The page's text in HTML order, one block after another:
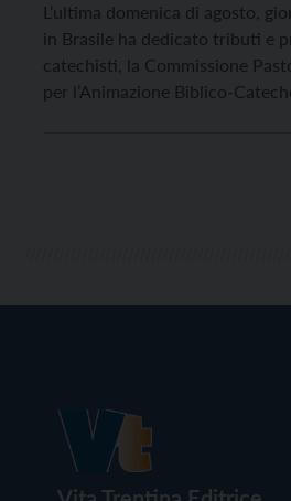
L’ultima domenica di agosto,
in Brasile ha dedicato tributi e
catechisti, la Commissione
per l’Animazione Biblico-